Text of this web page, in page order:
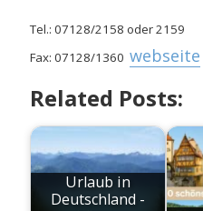
Tel.: 07128/2158 oder 2159
Fax: 07128/1360webseite
Related Posts:
Urlaub in
Deutschland -